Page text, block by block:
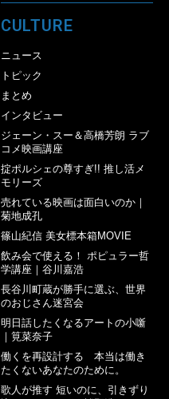
CULTURE
ニュース
トピック
まとめ
インタビュー
ジェーン・スー＆高橋芳朗 ラブ
コメ映画講座
掟ポルシェの尊すぎ!! 推し活メ
モリーズ
売れている映画は面白いのか｜
菊地成孔
篠山紀信 美女標本箱MOVIE
飲み会で使える！ ポピュラー哲
学講座｜谷川嘉浩
長谷川町蔵が勝手に選ぶ、世界
のおじさん迷宮会
明日話したくなるアートの小噺
｜筧菜奈子
働くを再設計する 本当は働き
たくないあなたのために。
歌人が推す 短いのに、引きずり